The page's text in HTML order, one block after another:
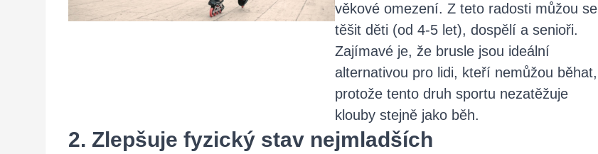
věkové omezení. Z teto radosti můžou se
těšit děti (od 4-5 let), dospělí a senioři.
Zajímavé je, že brusle jsou ideální
alternativou pro lidi, kteří nemůžou běhat,
protože tento druh sportu nezatěžuje
klouby stejně jako běh.
2. Zlepšuje fyzický stav nejmladších